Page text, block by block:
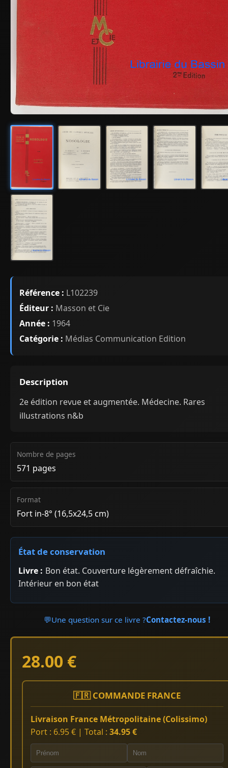
Référence : L102239
Éditeur : Masson et Cie
Année : 1964
Catégorie : Médias Communication Edition
Description
2e édition revue et augmentée. Médecine. Rares
illustrations n&b
Nombre de pages
571 pages
Format
Fort in-8° (16,5x24,5 cm)
État de conservation
Livre : Bon état. Couverture légèrement défraîchie.
Intérieur en bon état
💬Une question sur ce livre ?Contactez-nous !
28.00 €
🇫🇷 COMMANDE FRANCE
Livraison France Métropolitaine (Colissimo)
Port : 6.95 € | Total : 34.95 €